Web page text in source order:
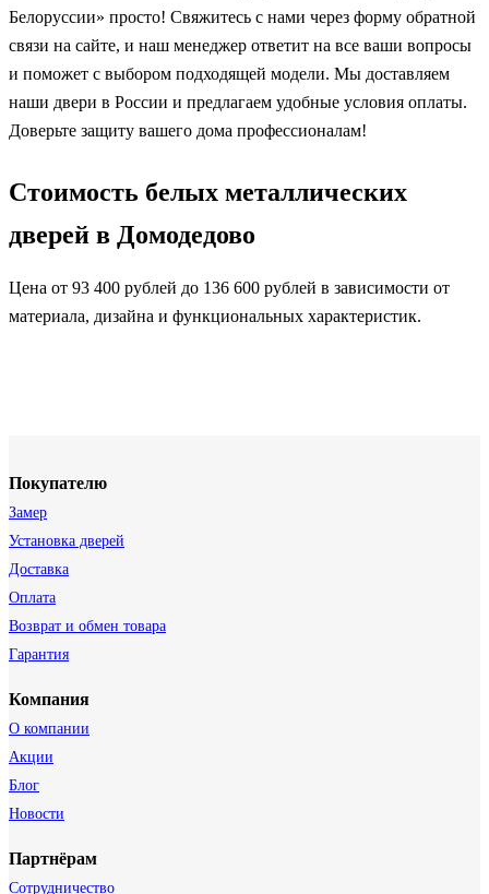
Белоруссии» просто! Свяжитесь с нами через форму обратной
связи на сайте, и наш менеджер ответит на все ваши вопросы
и поможет с выбором подходящей модели. Мы доставляем
наши двери в России и предлагаем удобные условия оплаты.
Доверьте защиту вашего дома профессионалам!
Стоимость белых металлических
дверей в Домодедово
Цена от 93 400 рублей до 136 600 рублей в зависимости от
материала, дизайна и функциональных характеристик.
Покупателю
Замер
Установка дверей
Доставка
Оплата
Возврат и обмен товара
Гарантия
Компания
О компании
Акции
Блог
Новости
Партнёрам
Сотрудничество